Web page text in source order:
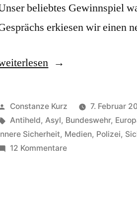
beliebtes Gewinnspiel
erkiesen wir einen
mitVeröffentlicht
von
Constanze Kurz 7. Februar
Schlagwörter:
Antiheld,Asyl, Bundeswehr,
Sicherheit, Medien, Polizei,
12 Kommentarezu